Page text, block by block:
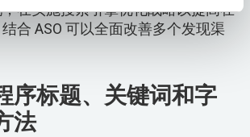
在实施搜索引擎优化战略以提高在
合 ASO 可以全面改善多个发现渠
序标题、关键词和字
法